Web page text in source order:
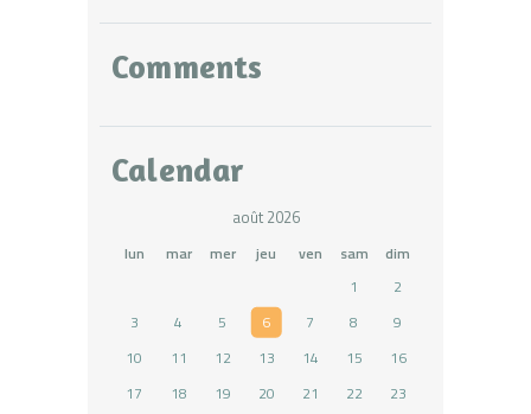
Comments
Calendar
août 2026
lun mar mer jeu ven sam
dim
1
2
3
4 5 6 7 8
9
10
11 12 13 14 15
16
17
18 19 20 21 22
23